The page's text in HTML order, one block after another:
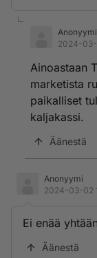
Anonyymi
2024-03-
Ainoastaan
marketista
paikalliset
kaljakassi.
Äänestä
Anonyymi
2024-03-02
Ei enää
Äänestä